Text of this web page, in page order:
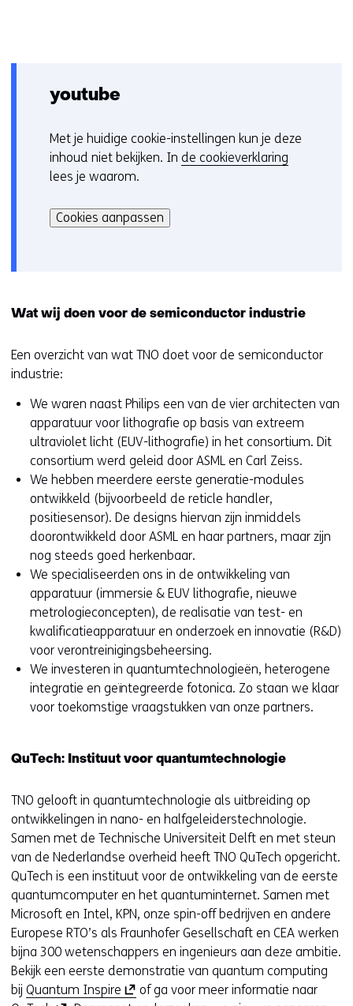
youtube
C
o
o
i
r
u
w
i
j
z
g
e
n
Met je huidige cookie-instellingen kun je deze
inhoud niet bekijken. In de cookieverklaring
lees je waarom.
kan
het
op
website
worden
of
geweigerd.
Cookies aanpassen
Wat wij doen voor de semiconductor industrie
Een overzicht van wat TNO doet voor de semiconductor
industrie:
We waren naast Philips een van de vier architecten van
apparatuur voor lithografie op basis van extreem
ultraviolet licht (EUV-lithografie) in het consortium. Dit
consortium werd geleid door ASML en Carl Zeiss.
We hebben meerdere eerste generatie-modules
ontwikkeld (bijvoorbeeld de reticle handler,
positiesensor). De designs hiervan zijn inmiddels
doorontwikkeld door ASML en haar partners, maar zijn
nog steeds goed herkenbaar.
We specialiseerden ons in de ontwikkeling van
apparatuur (immersie & EUV lithografie, nieuwe
metrologieconcepten), de realisatie van test- en
kwalificatieapparatuur en onderzoek en innovatie (R&D)
voor verontreinigingsbeheersing.
We investeren in quantumtechnologieën, heterogene
integratie en geïntegreerde fotonica. Zo staan we klaar
voor toekomstige vraagstukken van onze partners.
QuTech: Instituut voor quantumtechnologie
TNO gelooft in quantumtechnologie als uitbreiding op
ontwikkelingen in nano- en halfgeleiderstechnologie.
Samen met de Technische Universiteit Delft en met steun
van de Nederlandse overheid heeft TNO QuTech opgericht.
QuTech is een instituut voor de ontwikkeling van de eerste
quantumcomputer en het quantuminternet. Samen met
Microsoft en Intel, KPN, onze spin-off bedrijven en andere
Europese RTO’s als Fraunhofer Gesellschaft en CEA werken
bijna 300 wetenschappers en ingenieurs aan deze ambitie.
Bekijk een eerste demonstratie van quantum computing
bij Quantum Inspire (
of ga voor meer informatie naar